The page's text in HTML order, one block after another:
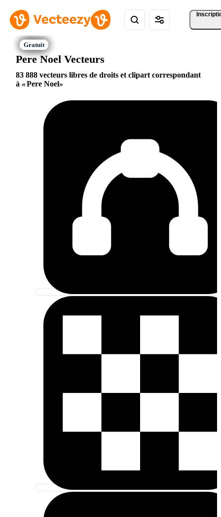
Pere Noel Vecteurs
83 888 vecteurs libres de droits et clipart correspondant
à
Pere Noel